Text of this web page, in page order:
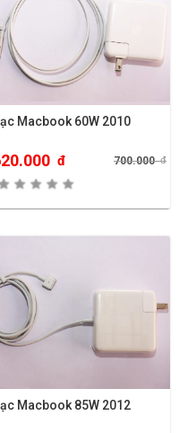
Macbook 60W 2010
đ 700.000đ
Macbook 85W 2012